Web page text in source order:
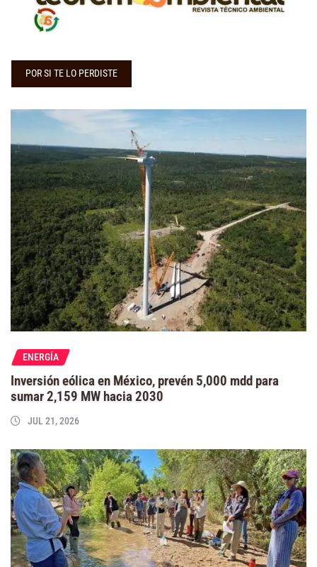
POR SI TE LO PERDISTE
ENERGÍA
Inversión eólica en México, prevén 5,000 mdd para
sumar 2,159 MW hacia 2030
JUL 21, 2026